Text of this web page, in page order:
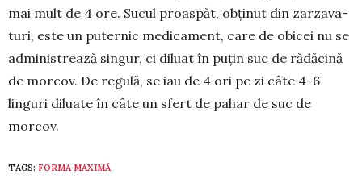
mai mult de 4 ore. Sucul proaspăt, obținut din zarzava­
turi, este un puternic medicament, care de obicei nu se
ad­mi­nistrează singur, ci diluat în puțin suc de rădăcină
de mor­cov. De regulă, se iau de 4 ori pe zi câte 4-6
linguri diluate în câte un sfert de pahar de suc de
morcov.
TAGS: FORMA MAXIMĂ